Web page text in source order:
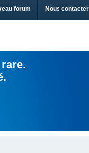
forum Nous contacter